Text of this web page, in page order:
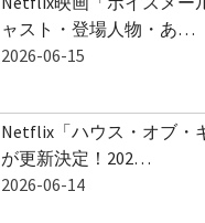
Netflix映画「ボイスメー
ャスト・登場人物・あ…
2026-06-15
Netflix「ハウス・オブ・
が更新決定！202…
2026-06-14